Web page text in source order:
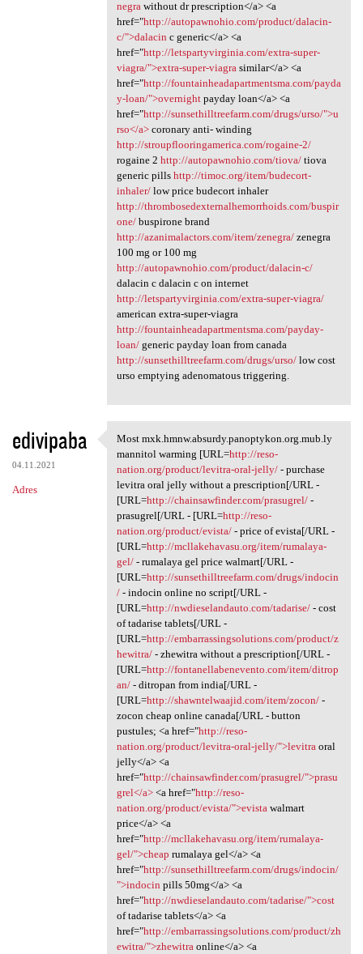
negra without dr prescription</a> <a
href="http://autopawnohio.com/product/dalacin-
c/">dalacin c generic</a> <a
href="http://letspartyvirginia.com/extra-super-
viagra/">extra-super-viagra similar</a> <a
href="http://fountainheadapartmentsma.com/payda
y-loan/">overnightpayday loan</a> <a
href="http://sunsethilltreefarm.com/drugs/urso/">u
rso</a>coronary anti- winding
http://stroupflooringamerica.com/rogaine-2/
rogaine 2 http://autopawnohio.com/tiova/tiova
generic pills http://timoc.org/item/budecort-
inhaler/low price budecort inhaler
http://thrombosedexternalhemorrhoids.com/buspir
one/buspirone brand
http://azanimalactors.com/item/zenegra/zenegra
100 mg or 100 mg
http://autopawnohio.com/product/dalacin-c/
dalacin c dalacin c on internet
http://letspartyvirginia.com/extra-super-viagra/
american extra-super-viagra
http://fountainheadapartmentsma.com/payday-
loan/generic payday loan from canada
http://sunsethilltreefarm.com/drugs/urso/low cost
urso emptying adenomatous triggering.
edivipaba
04.11.2021
Adres
Most mxk.hmnw.absurdy
Most mxk.hmnw.absurdy.panoptykon.org.mub.ly
mannitol warming [URL=http://reso-
nation.org/product/levitra-oral-jelly/- purchase
levitra oral jelly without a prescription[/URL -
[URL=http://chainsawfinder.com/prasugrel/-
prasugrel[/URL - [URL=http://reso-
nation.org/product/evista/- price of evista[/URL -
[URL=http://mcllakehavasu.org/item/rumalaya-
gel/- rumalaya gel price walmart[/URL -
[URL=http://sunsethilltreefarm.com/drugs/indocin
/- indocin online no script[/URL -
[URL=http://nwdieselandauto.com/tadarise/- cost
of tadarise tablets[/URL -
[URL=http://embarrassingsolutions.com/product/z
hewitra/- zhewitra without a prescription[/URL -
[URL=http://fontanellabenevento.com/item/ditrop
an/- ditropan from india[/URL -
[URL=http://shawntelwaajid.com/item/zocon/-
zocon cheap online canada[/URL - button
pustules; <a href="http://reso-
nation.org/product/levitra-oral-jelly/">levitraoral
jelly</a> <a
href="http://chainsawfinder.com/prasugrel/">prasu
grel</a><a href="http://reso-
nation.org/product/evista/">evistawalmart
price</a> <a
href="http://mcllakehavasu.org/item/rumalaya-
gel/">cheap rumalaya gel</a> <a
href="http://sunsethilltreefarm.com/drugs/indocin/
">indocin pills 50mg</a> <a
href="http://nwdieselandauto.com/tadarise/">cost
of tadarise tablets</a> <a
href="http://embarrassingsolutions.com/product/zh
ewitra/">zhewitraonline</a> <a